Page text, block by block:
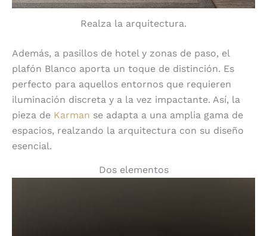
Realza la arquitectura.
Además, a pasillos de hotel y zonas de paso, el
plafón Blanco aporta un toque de distinción. Es
perfecto para aquellos entornos que requieren
iluminación discreta y a la vez impactante. Así, la
pieza de Karman se adapta a una amplia gama de
espacios, realzando la arquitectura con su diseño
esencial.
Dos elementos